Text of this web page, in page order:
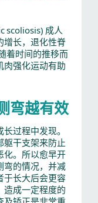
scoliosis) 成人
增长，退化性脊
着时间的推移而
肉强化运动有助
弯越有效
过程中发现。
躯干支架来防止
化。所以愈早开
弯的情况，并减
于长大后会更容
造成一定程度的